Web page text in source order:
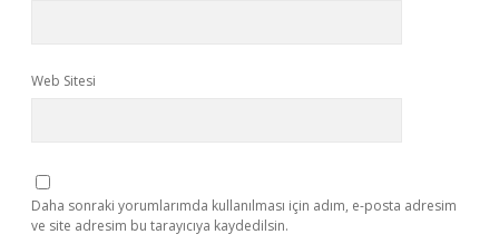
Web Sitesi
Daha sonraki yorumlarımda kullanılması için adım, e-posta adresim
ve site adresim bu tarayıcıya kaydedilsin.